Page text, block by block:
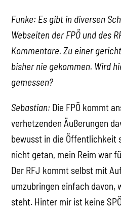
Funke: Es gibt in diversen
Webseiten der FPÖ und des
Kommentare. Zu einer
bisher nie gekommen. Wird
gemessen?
Sebastian: Die FPÖ kommt
verhetzenden Äußerungen
bewusst in die Öffentlichkeit
nicht getan, mein Reim war
Der RFJ kommt selbst mit
umzubringen einfach davon,
steht. Hinter mir ist keine